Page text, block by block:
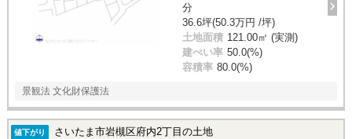
分
36.6坪(50.3万円 /坪)
土地面積 121.00㎡ (実測)
建ぺい率 50.0(%)
容積率 80.0(%)
景観法 文化財保護法
値下がり さいたま市岩槻区府内2丁目の土地